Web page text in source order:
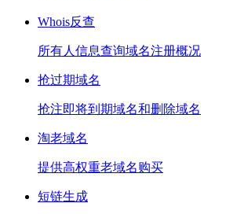
Whois反查
所有人信息查询域名注册概况
抢过期域名
抢注即将到期域名和删除域名
淘老域名
提供高权重老域名购买
短链生成